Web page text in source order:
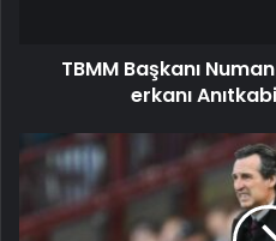
TBMM Başkanı
erkanı